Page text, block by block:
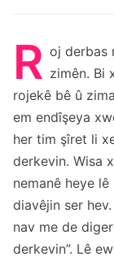
R oj derbas
zimên. Bi
rojekê bê û
em endîşeya
her tim şîret li
derkevin. Wisa
nemanê heye
diavêjin ser
nav me de
derkevin”. Lê